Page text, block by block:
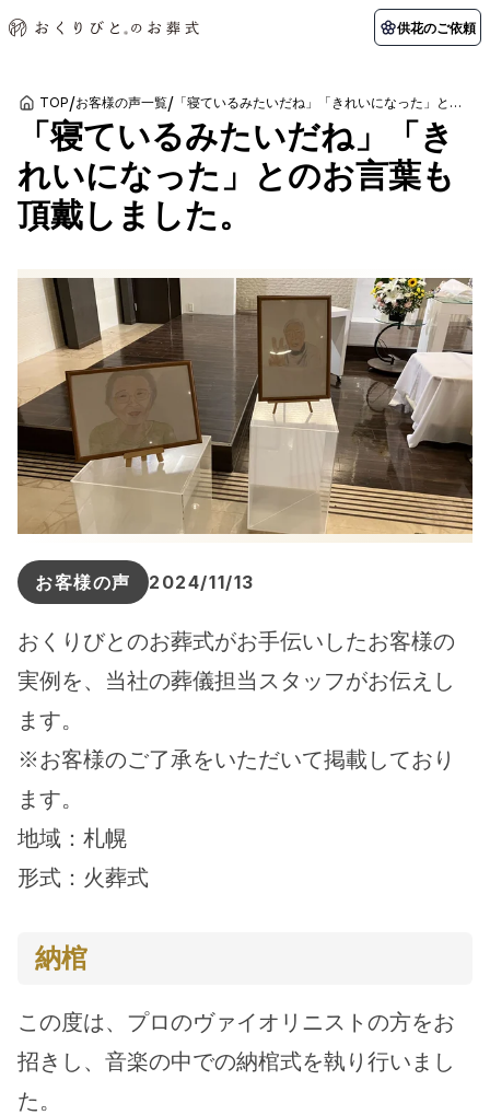
供花のご依頼
初めての方へ
初めての方へ 納棺の儀とは？
葬儀の流れ
会社を知る
スタッフ一覧 採用情報
会社概要 店舗用地募集
関東エリア
東京都
千葉県 神奈川県
北海道エリア
札幌市 函館市
お客様の声
ご葬儀事例 お客様の声
よくある質問
葬儀の知識
葬儀の知識 供花のご依頼
TOP/お客様の声一覧/ 「寝ているみたいだね」「きれいになった」とのお言葉も頂戴しました。
「寝ているみたいだね」「き
れいになった」とのお言葉も
頂戴しました。
お客様の声 2024/11/13
おくりびとのお葬式がお手伝いしたお客様の
実例を、当社の葬儀担当スタッフがお伝えし
ます。
※お客様のご了承をいただいて掲載しており
ます。
地域：札幌
形式：火葬式
納棺
この度は、プロのヴァイオリニストの方をお
招きし、音楽の中での納棺式を執り行いまし
た。